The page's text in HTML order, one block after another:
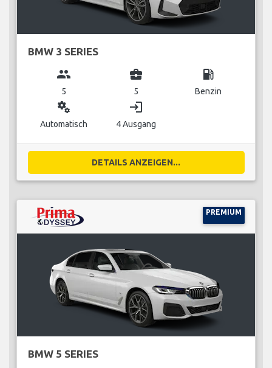
BMW 3 SERIES
group
5
business_center
5
local_gas_station
Benzin
miscellaneous_services
Automatisch
login
4 Ausgang
DETAILS ANZEIGEN...
PREMIUM
BMW 5 SERIES